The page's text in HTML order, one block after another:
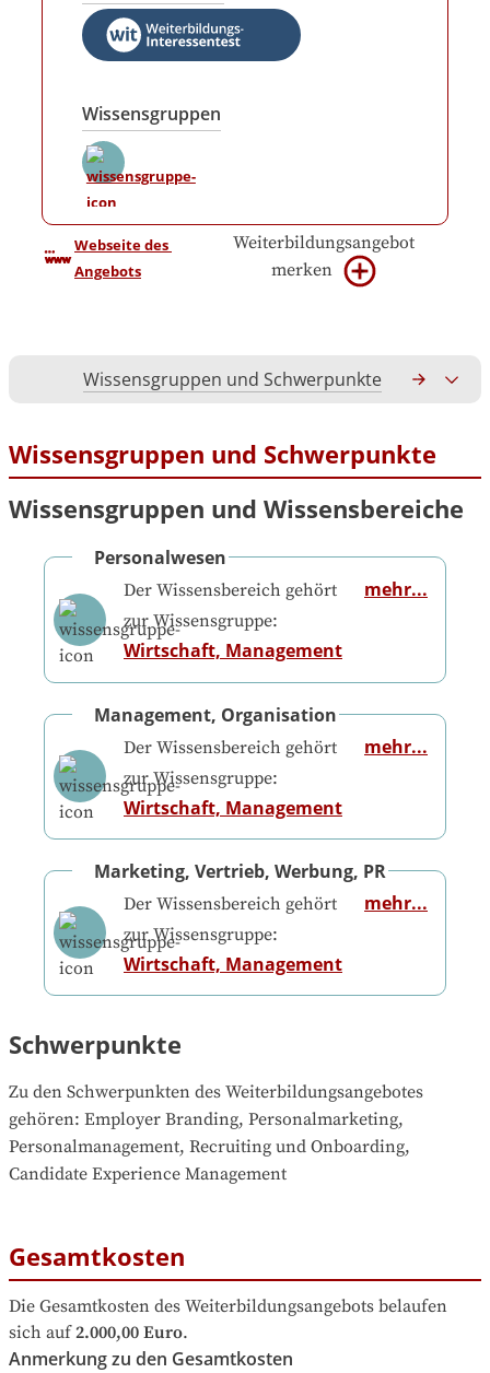
Wissensgruppen
Webseite des
Angebots
Weiterbildungsangebot
merken
Wissensgruppen und Schwerpunkte
Wissensgruppen und Schwerpunkte
Wissensgruppen und Wissensbereiche
Personalwesen
Der Wissensbereich gehört
zur Wissensgruppe:
Wirtschaft, Management
mehr...
Management, Organisation
Der Wissensbereich gehört
zur Wissensgruppe:
Wirtschaft, Management
mehr...
Marketing, Vertrieb, Werbung, PR
Der Wissensbereich gehört
zur Wissensgruppe:
Wirtschaft, Management
mehr...
Schwerpunkte
Zu den Schwerpunkten des Weiterbildungsangebotes
gehören: Employer Branding, Personalmarketing,
Personalmanagement, Recruiting und Onboarding,
Candidate Experience Management
Gesamtkosten
Die Gesamtkosten des Weiterbildungsangebots belaufen
sich auf 2.000,00 Euro.
Anmerkung zu den Gesamtkosten